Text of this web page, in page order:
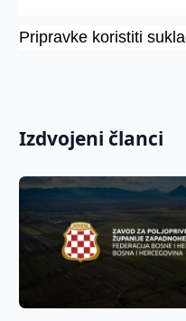
Pripravke koristiti
Izdvojeni članci